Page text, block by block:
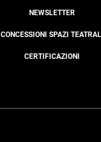
NEWSLETTER
CONCESSIONI SPAZI TEATRALI
CERTIFICAZIONI